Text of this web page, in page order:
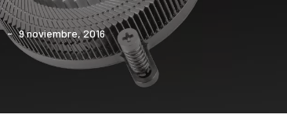
9 noviembre, 2016